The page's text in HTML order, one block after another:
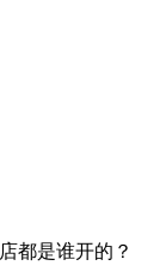
都是谁开的？